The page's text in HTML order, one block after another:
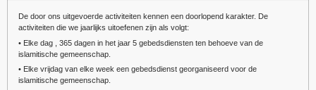
De door ons uitgevoerde activiteiten kennen een doorlopend karakter. De
activiteiten die we jaarlijks uitoefenen zijn als volgt:
• Elke dag , 365 dagen in het jaar 5 gebedsdiensten ten behoeve van de
islamitische gemeenschap.
• Elke vrijdag van elke week een gebedsdienst georganiseerd voor de
islamitische gemeenschap.